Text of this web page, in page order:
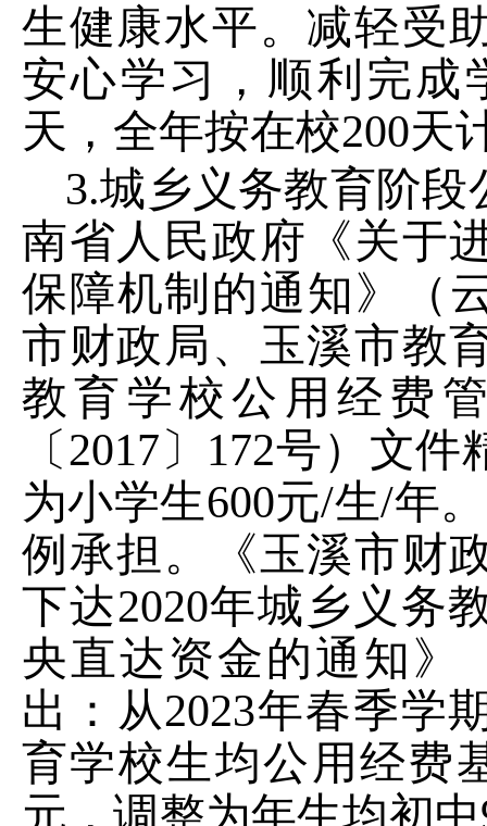
生健康水平。减轻受
安心学习，顺利完成
天，全年按在校200天
3.城乡义务教育阶段
南省人民政府《关于
保障机制的通知》（
市财政局、玉溪市教
教育学校公用经费
〔 2017 〕 172号）文件
为小学生600元/生/年
例承担。《玉溪市财
下达2020年城乡义务
央直达资金的通知》
出：从2023年春季学
育学校生均公用经费
元，调整为年生均初中